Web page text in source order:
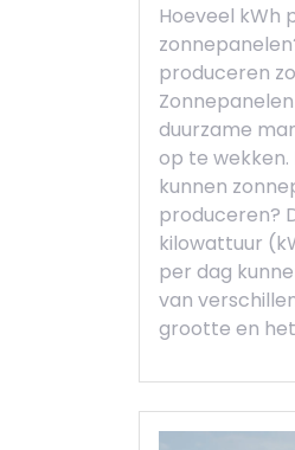
Hoeveel kWh
produceren
duurzame
op te
kunnen
produceren?
kilowattuur
per dag
van
grootte en